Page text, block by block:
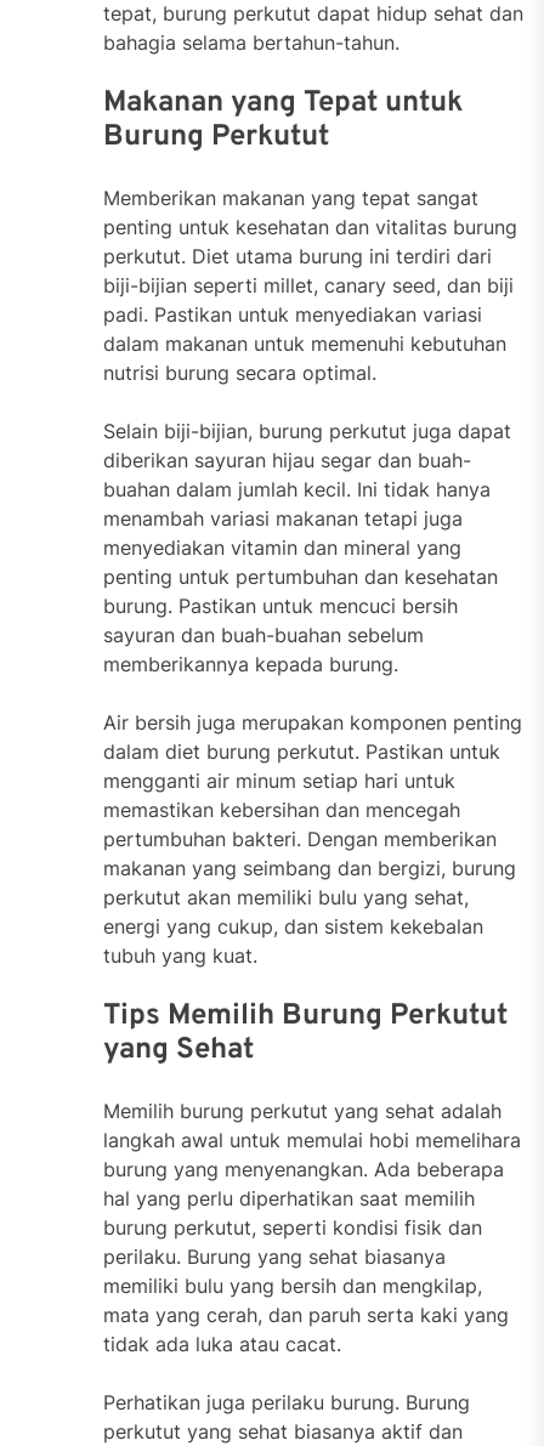
tepat, burung perkutut dapat hidup sehat dan
bahagia selama bertahun-tahun.
Makanan yang Tepat untuk
Burung Perkutut
Memberikan makanan yang tepat sangat
penting untuk kesehatan dan vitalitas burung
perkutut. Diet utama burung ini terdiri dari
biji-bijian seperti millet, canary seed, dan biji
padi. Pastikan untuk menyediakan variasi
dalam makanan untuk memenuhi kebutuhan
nutrisi burung secara optimal.
Selain biji-bijian, burung perkutut juga dapat
diberikan sayuran hijau segar dan buah-
buahan dalam jumlah kecil. Ini tidak hanya
menambah variasi makanan tetapi juga
menyediakan vitamin dan mineral yang
penting untuk pertumbuhan dan kesehatan
burung. Pastikan untuk mencuci bersih
sayuran dan buah-buahan sebelum
memberikannya kepada burung.
Air bersih juga merupakan komponen penting
dalam diet burung perkutut. Pastikan untuk
mengganti air minum setiap hari untuk
memastikan kebersihan dan mencegah
pertumbuhan bakteri. Dengan memberikan
makanan yang seimbang dan bergizi, burung
perkutut akan memiliki bulu yang sehat,
energi yang cukup, dan sistem kekebalan
tubuh yang kuat.
Tips Memilih Burung Perkutut
yang Sehat
Memilih burung perkutut yang sehat adalah
langkah awal untuk memulai hobi memelihara
burung yang menyenangkan. Ada beberapa
hal yang perlu diperhatikan saat memilih
burung perkutut, seperti kondisi fisik dan
perilaku. Burung yang sehat biasanya
memiliki bulu yang bersih dan mengkilap,
mata yang cerah, dan paruh serta kaki yang
tidak ada luka atau cacat.
Perhatikan juga perilaku burung. Burung
perkutut yang sehat biasanya aktif dan